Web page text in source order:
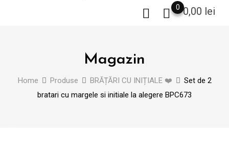
0,00 lei
0
Magazin
Home Produse BRĂȚĂRI CU INIȚIALE ❤️
Set de 2
bratari cu margele si initiale la alegere BPC673